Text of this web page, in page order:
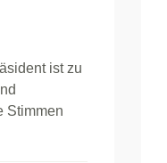
ist zu
Stimmen